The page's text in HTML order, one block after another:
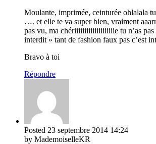
Moulante, imprimée, ceinturée ohlalala
…. et elle te va super bien, vraiment
pas vu, ma chériiiiiiiiiiiiiiiiiiiie tu n’as pas
interdit » tant de fashion faux pas c’est
Bravo à toi
Répondre
Posted 23 septembre 2014 14:24
by MademoiselleKR